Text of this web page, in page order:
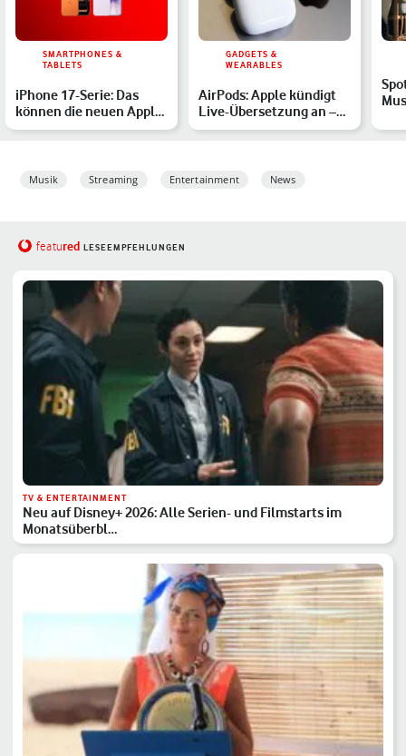
SMARTPHONES &
TABLETS
iPhone 17-Serie: Das
können die neuen Apple-
Modelle – Farben, Spe…
GADGETS &
WEARABLES
AirPods: Apple kündigt
Live-Übersetzung an –
mit Einschränkungen
Musik Streaming Entertainment News
featured LESEEMPFEHLUNGEN
TV & ENTERTAINMENT
Neu auf Disney+ 2026: Alle Serien- und Filmstarts im
Monatsüberbl…